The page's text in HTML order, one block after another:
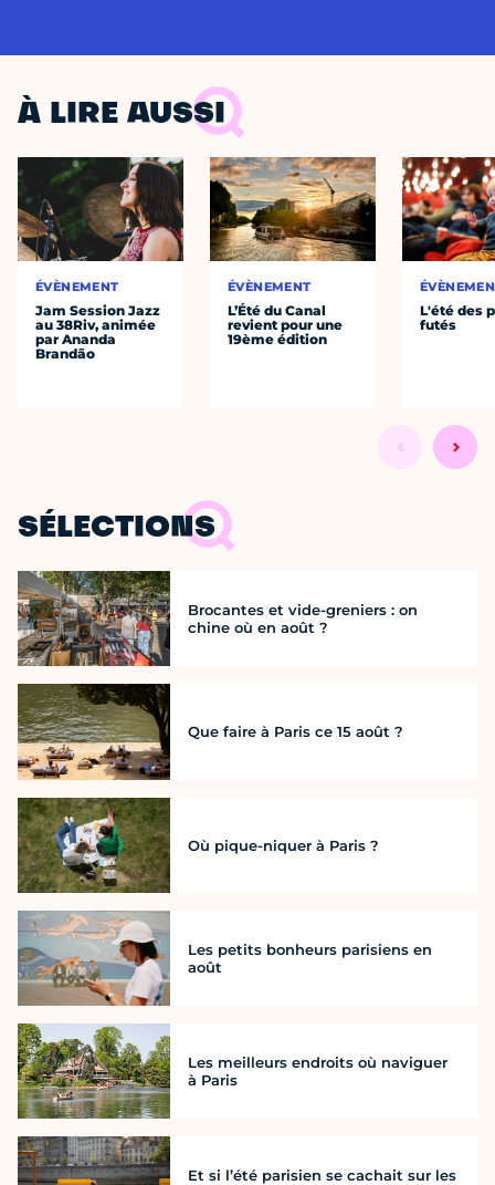
À LIRE AUSSI
ÉVÈNEMENT
Jam Session Jazz
au 38Riv, animée
par Ananda
Brandão
ÉVÈNEMENT
L’Été du Canal
revient pour une
19ème édition
L'été des
futés
SÉLECTIONS
Brocantes et vide-greniers : on
chine où en août ?
Que faire à Paris ce 15 août ?
Où pique-niquer à Paris ?
Les petits bonheurs parisiens en
août
Les meilleurs endroits où naviguer
à Paris
Et si l’été parisien se cachait sur les